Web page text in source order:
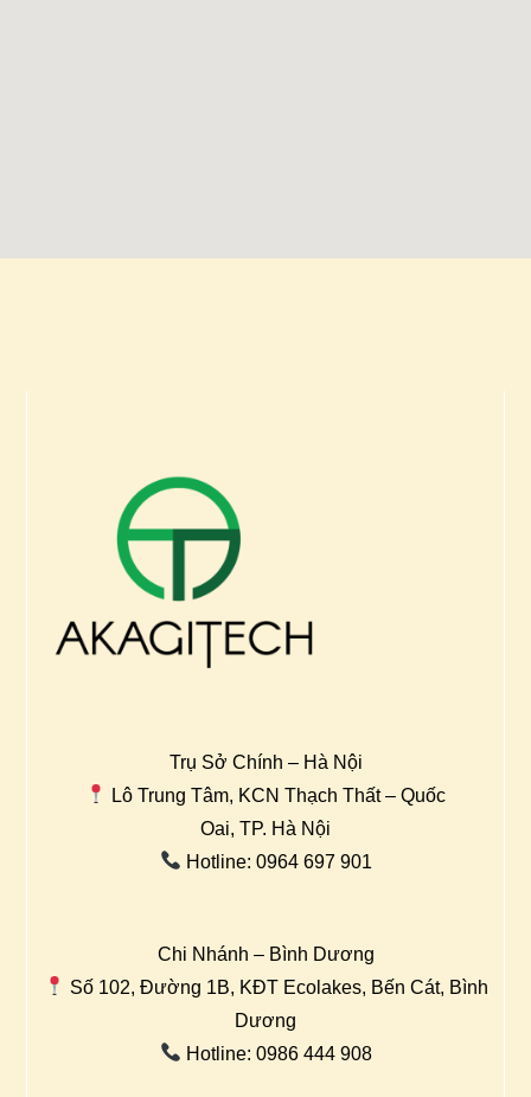
Trụ Sở Chính – Hà Nội
Lô Trung Tâm, KCN Thạch Thất – Quốc
Oai, TP. Hà Nội
Hotline: 0964 697 901
Chi Nhánh – Bình Dương
Số 102, Đường 1B, KĐT Ecolakes, Bến Cát, Bình
Dương
Hotline: 0986 444 908